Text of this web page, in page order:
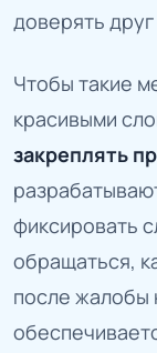
доверять друг
Чтобы такие
красивыми
закреплять
фиксировать
обращаться,
после жалобы